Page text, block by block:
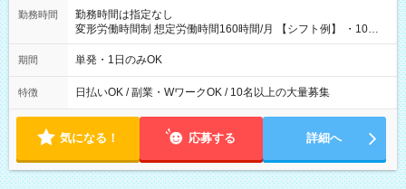
勤務時間
勤務時間は指定なし
変形労働時間制 想定労働時間160時間/月 【シフト例】 ・10：
00～20：00
期間 単発・1日のみOK
特徴 日払いOK / 副業・WワークOK / 10名以上の大量募集
気になる！ 応募する 詳細へ